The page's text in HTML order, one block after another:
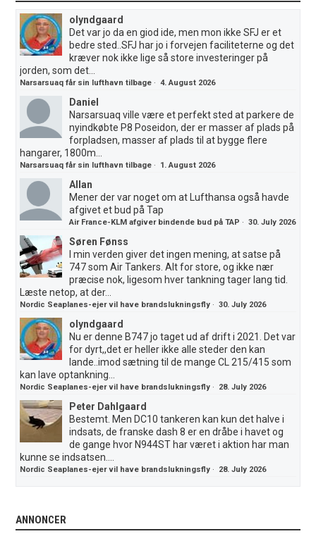
olyndgaard
Det var jo da en giod ide, men mon ikke SFJ er et
bedre sted..SFJ har jo i forvejen faciliteterne og det
kræver nok ikke lige så store investeringer på
jorden, som det...
Narsarsuaq får sin lufthavn tilbage ·4. August 2026
Daniel
Narsarsuaq ville være et perfekt sted at parkere de
nyindkøbte P8 Poseidon, der er masser af plads på
forpladsen, masser af plads til at bygge flere
hangarer, 1800m...
Narsarsuaq får sin lufthavn tilbage · 1. August 2026
Allan
Mener der var noget om at Lufthansa også havde
afgivet et bud på Tap
Air France-KLM afgiver bindende bud på TAP ·30. July 2026
Søren Fønss
I min verden giver det ingen mening, at satse på
747 som Air Tankers. Alt for store, og ikke nær
præcise nok, ligesom hver tankning tager lang tid.
Læste netop, at der...
Nordic Seaplanes-ejer vil have brandslukningsfly ·30. July 2026
olyndgaard
Nu er denne B747 jo taget ud af drift i 2021. Det var
for dyrt,,det er heller ikke alle steder den kan
lande..imod sætning til de mange CL 215/415 som
kan lave optankning...
Nordic Seaplanes-ejer vil have brandslukningsfly · 28. July 2026
Peter Dahlgaard
Bestemt. Men DC10 tankeren kan kun det halve i
indsats, de franske dash 8 er en dråbe i havet og
de gange hvor N944ST har været i aktion har man
kunne se indsatsen....
Nordic Seaplanes-ejer vil have brandslukningsfly · 28. July 2026
ANNONCER